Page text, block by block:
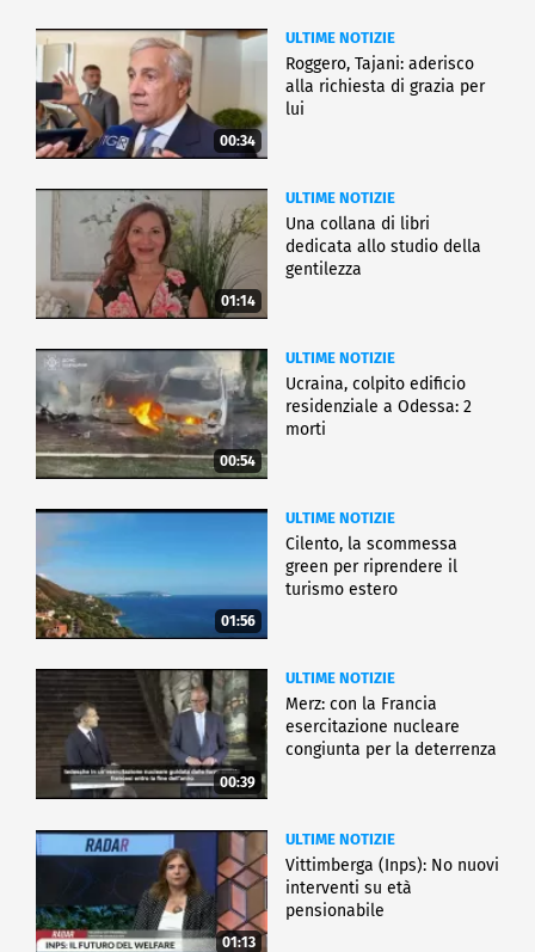
00:34
ULTIME NOTIZIE
Roggero, Tajani: aderisco
alla richiesta di grazia per
lui
01:14
ULTIME NOTIZIE
Una collana di libri
dedicata allo studio della
gentilezza
00:54
ULTIME NOTIZIE
Ucraina, colpito edificio
residenziale a Odessa: 2
morti
01:56
ULTIME NOTIZIE
Cilento, la scommessa
green per riprendere il
turismo estero
00:39
ULTIME NOTIZIE
Merz: con la Francia
esercitazione nucleare
congiunta per la deterrenza
01:13
ULTIME NOTIZIE
Vittimberga (Inps): No nuovi
interventi su età
pensionabile